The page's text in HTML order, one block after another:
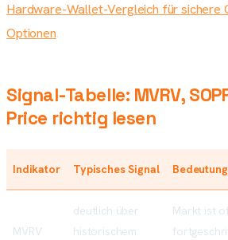
Hardware-Wallet-Vergleich für sichere
Optionen.
Signal-Tabelle: MVRV,
Price richtig lesen
Indikator Typisches Signal Bedeutung
MVRV
deutlich über
historischem
Markt ist